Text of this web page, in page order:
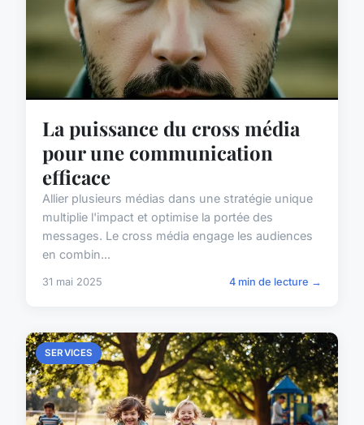
La puissance du cross média
pour une communication
efficace
Allier plusieurs médias dans une stratégie unique
multiplie l'impact et optimise la portée des
messages. Le cross média engage les audiences
en combin...
31 mai 2025 4 min de lecture →
SERVICES